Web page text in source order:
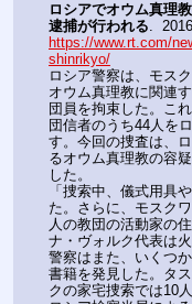
ロシアでオウム真理
逮捕が行われる.
https://www.rt.com/
shinrikyo/
ロシア警察は、モス
オウム真理教に関連
団員を拘束した。こ
団信者のうち44人を
す。今回の捜査は、
るオウム真理教の容
した。
「捜索中、儀式用具
た。さらに、モスク
人の教団の活動家の
ナ・ヴォルク代表は火
警察はまた、いくつ
書籍を発見した。タ
クの家宅捜索では10